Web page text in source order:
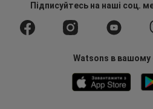
Підписуйтесьна наші соц.
Watsons в вашому